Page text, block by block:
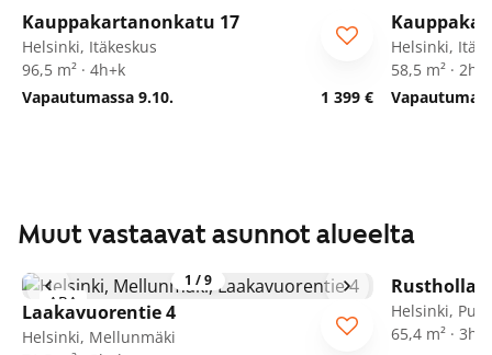
Kauppakartanonkatu 17
Helsinki, Itäkeskus
96,5 m² · 4h+k
Vapautumassa 9.10.
1 399 €
Helsinki,
58,5 m² ·
Muut vastaavat asunnot alueelta
1 /9
ARA
Laakavuorentie 4
Helsinki, Mellunmäki
Helsinki,
65,4 m² ·